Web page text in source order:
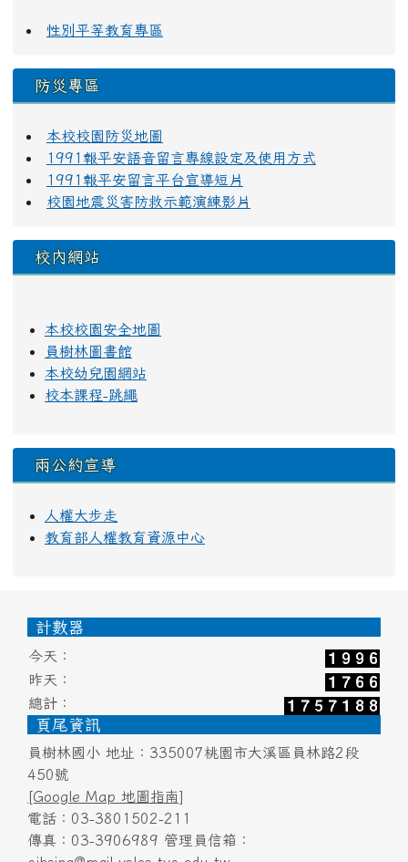
性別平等教育專區
防災專區
本校校園防災地圖
1991報平安語音留言專線設定及使用方式
1991報平安留言平台宣導短片
校園地震災害防救示範演練影片
校內網站
本校校園安全地圖
員樹林圖書館
本校幼兒園網站
校本課程-跳繩
兩公約宣導
人權大步走
教育部人權教育資源中心
頁尾區域內容
計數器
今天：
昨天：
總計：
頁尾資訊
員樹林國小 地址：335007桃園市大溪區員林路2段
450號
[Google Map 地圖指南]
電話：03-3801502-211
傳真：03-3906989 管理員信箱：